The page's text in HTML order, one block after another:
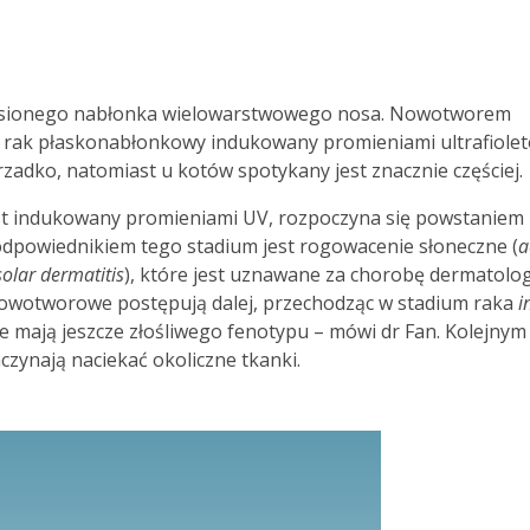
nabłonka wielowarstwowego nosa. Nowotworem
płaskonabłonkowy indukowany promieniami
natomiast u kotów spotykany jest znacznie częściej.
indukowany promieniami UV, rozpoczyna się powstaniem
tego stadium jest rogowacenie słoneczne (
dermatitis), które jest uznawane za chorobę
postępują dalej, przechodząc w stadium raka
jeszcze złośliwego fenotypu – mówi dr Fan. Kolejnym
naciekać okoliczne tkanki.